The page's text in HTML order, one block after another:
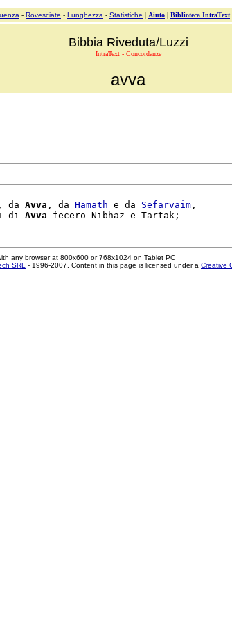
- Rovesciate - Lunghezza - Statistiche | Aiuto | Biblioteca IntraText
Bibbia Riveduta/Luzzi
IntraText - Concordanze
avva
da Avva , da Hamath e da Sefarvaim ,
di Avva
any browser at 800x600 or 768x1024 on Tablet PC
SRL - 1996-2007. Content in this page is licensed under a Creative